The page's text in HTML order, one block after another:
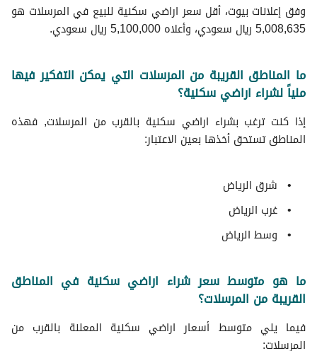
وفق إعلانات بيوت، أقل سعر اراضي سكنية للبيع في المرسلات هو
5,008,635 ريال سعودي، وأعلاه 5,100,000 ريال سعودي.
ما المناطق القريبة من المرسلات التي يمكن التفكير فيها
ملياً لشراء اراضي سكنية؟
إذا كنت ترغب بشراء اراضي سكنية بالقرب من المرسلات, فهذه
المناطق تستحق أخذها بعين الاعتبار:
شرق الرياض
غرب الرياض
وسط الرياض
ما هو متوسط سعر شراء اراضي سكنية في المناطق
القريبة من المرسلات؟
فيما يلي متوسط ​​أسعار اراضي سكنية المعلنة بالقرب من
المرسلات: